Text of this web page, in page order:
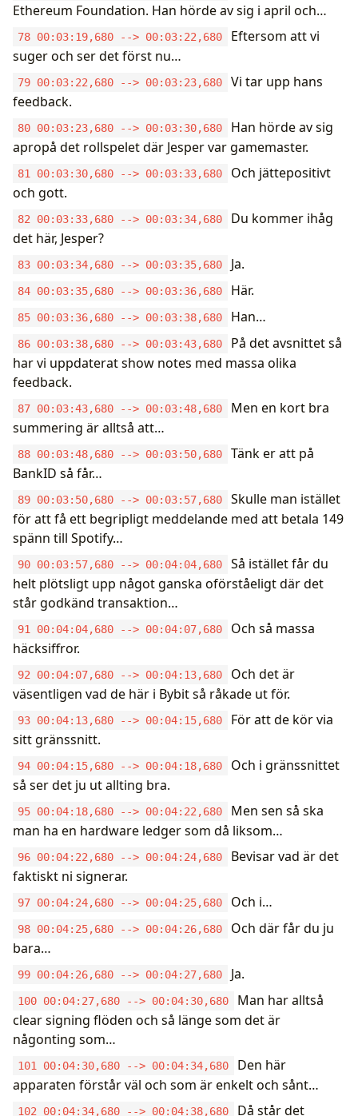
Ethereum Foundation. Han hörde av sig i april och…
78 00:03:19,680 --> 00:03:22,680
Eftersom att vi
suger och ser det först nu…
79 00:03:22,680 --> 00:03:23,680
Vi tar upp hans
feedback.
80 00:03:23,680 --> 00:03:30,680
Han hörde av sig
apropå det rollspelet där Jesper var gamemaster.
81 00:03:30,680 --> 00:03:33,680
Och jättepositivt
och gott.
82 00:03:33,680 --> 00:03:34,680
Du kommer ihåg
det här, Jesper?
83 00:03:34,680 --> 00:03:35,680 Ja.
84 00:03:35,680 --> 00:03:36,680 Här.
85 00:03:36,680 --> 00:03:38,680 Han…
86 00:03:38,680 --> 00:03:43,680
På det avsnittet så
har vi uppdaterat show notes med massa olika
feedback.
87 00:03:43,680 --> 00:03:48,680
Men en kort bra
summering är alltså att…
88 00:03:48,680 --> 00:03:50,680
Tänk er att på
BankID så får…
89 00:03:50,680 --> 00:03:57,680
Skulle man istället
för att få ett begripligt meddelande med att betala 149
spänn till Spotify…
90 00:03:57,680 --> 00:04:04,680
Så istället får du
helt plötsligt upp något ganska oförståeligt där det
står godkänd transaktion…
91 00:04:04,680 --> 00:04:07,680
Och så massa
häcksiffror.
92 00:04:07,680 --> 00:04:13,680
Och det är
väsentligen vad de här i Bybit så råkade ut för.
93 00:04:13,680 --> 00:04:15,680
För att de kör via
sitt gränssnitt.
94 00:04:15,680 --> 00:04:18,680
Och i gränssnittet
så ser det ju ut allting bra.
95 00:04:18,680 --> 00:04:22,680
Men sen så ska
man ha en hardware ledger som då liksom…
96 00:04:22,680 --> 00:04:24,680
Bevisar vad är det
faktiskt ni signerar.
97 00:04:24,680 --> 00:04:25,680 Och i…
98 00:04:25,680 --> 00:04:26,680
Och där får du ju
bara…
99 00:04:26,680 --> 00:04:27,680 Ja.
100 00:04:27,680 --> 00:04:30,680
Man har alltså
clear signing flöden och så länge som det är
någonting som…
101 00:04:30,680 --> 00:04:34,680
Den här
apparaten förstår väl och som är enkelt och sånt…
102 00:04:34,680 --> 00:04:38,680 Då står det